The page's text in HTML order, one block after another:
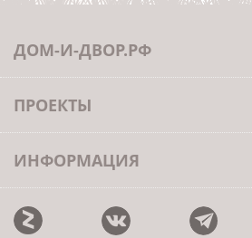
ДОМ-И-ДВОР.РФ
ПРОЕКТЫ
ИНФОРМАЦИЯ